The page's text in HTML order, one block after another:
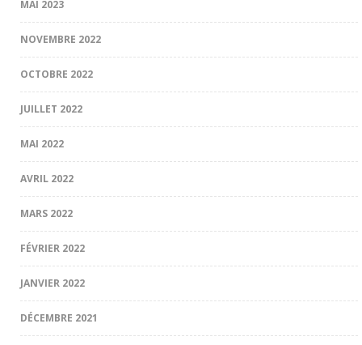
MAI 2023
NOVEMBRE 2022
OCTOBRE 2022
JUILLET 2022
MAI 2022
AVRIL 2022
MARS 2022
FÉVRIER 2022
JANVIER 2022
DÉCEMBRE 2021